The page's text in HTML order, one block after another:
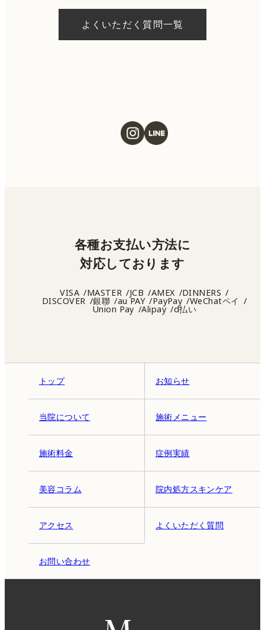
ただける施術もございます。当日の施術をご
希望の場合は、ご予約の際にお気軽にご相談
よくいただく質問一覧
トップ お知らせ
当院について 施術メニュー
施術料金 症例実績
美容コラム 院内処方スキンケア
アクセス よくいただく質問
お問い合わせ
各種お支払い方法に
対応しております
VISA MASTER JCB AMEX DINNERS
DISCOVER 銀聯 au PAY PayPay WeChatペイ
Union Pay Alipay d払い